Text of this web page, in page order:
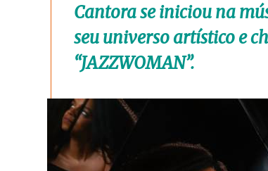
Cantora se iniciou na
seu universo artístico e
“JAZZWOMAN”.